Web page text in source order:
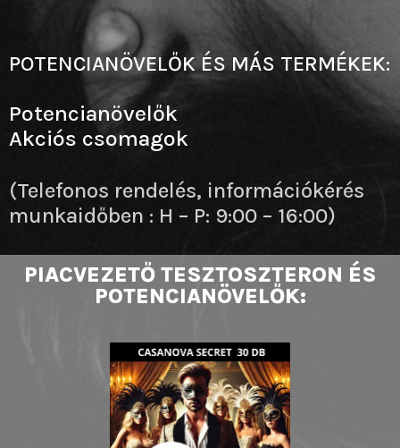
PIACVEZETŐ TESZTOSZTERON ÉS
POTENCIANÖVELŐK:
POTENCIANÖVELŐK ÉS MÁS TERMÉKEK:
Potencianövelők
Akciós csomagok
(Telefonos rendelés, információkérés
munkaidőben : H – P: 9:00 – 16:00)